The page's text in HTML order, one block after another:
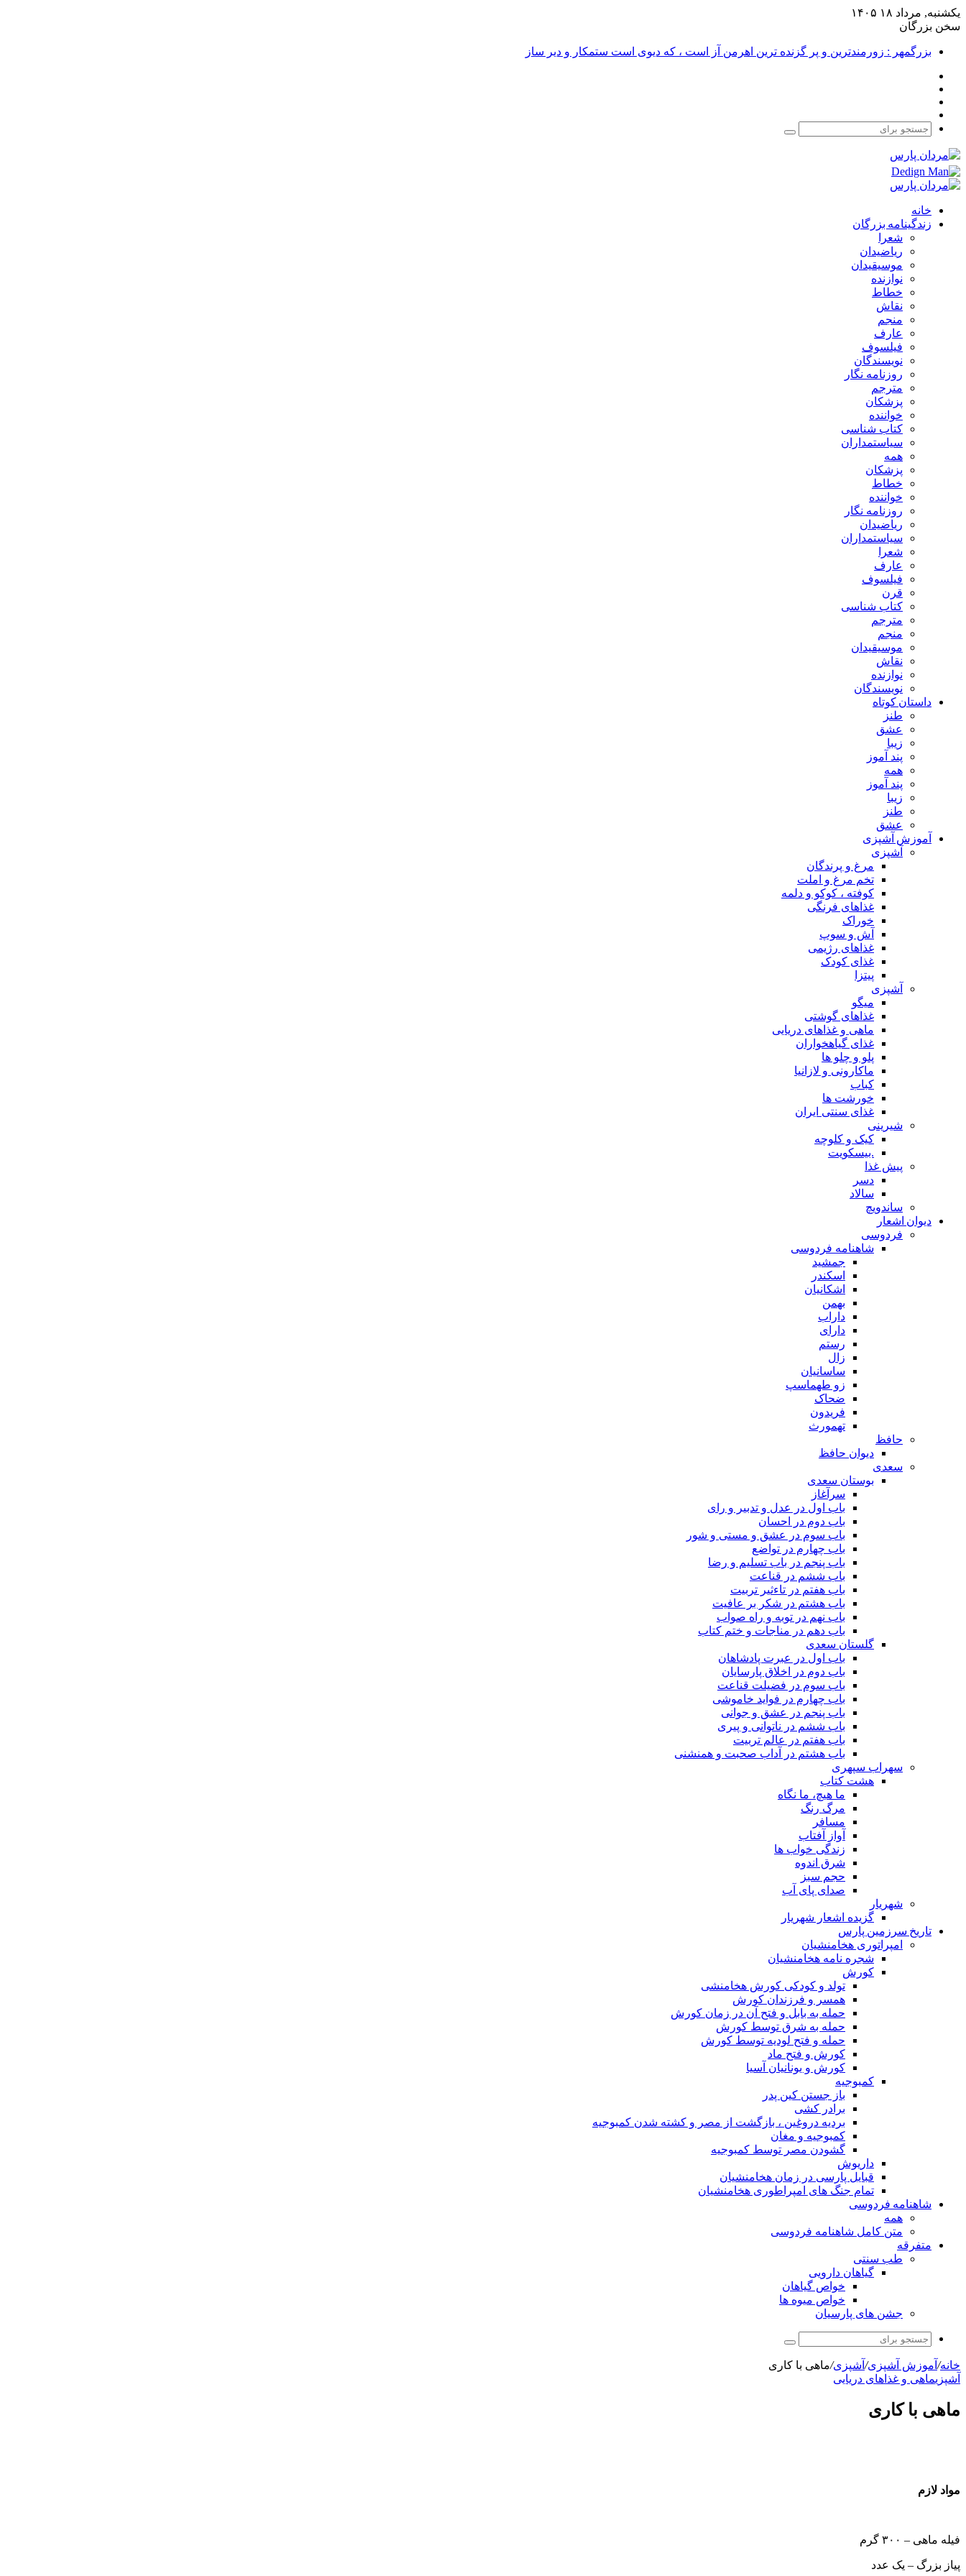
یکشنبه, مرداد ۱۸ ۱۴۰۵
سخن بزرگان
بزرگمهر : زورمندترین و پر گزنده ترین اهرمن آز است ، که دیوی است ستمکار و دیر ساز
جستجو
خانه
زندگینامه بزرگان
شعرا
ریاضیدان
موسیقیدان
نوازنده
خطاط
نقاش
منجم
عارف
فیلسوف
نویسندگان
روزنامه نگار
مترجم
پزشکان
خواننده
کتاب شناسی
سیاستمداران
همه
پزشکان
خطاط
خواننده
روزنامه نگار
ریاضیدان
سیاستمداران
شعرا
عارف
فیلسوف
قرن
کتاب شناسی
مترجم
منجم
موسیقیدان
نقاش
نوازنده
نویسندگان
داستان کوتاه
طنز
عشق
زیبا
پند آموز
همه
پند آموز
زیبا
طنز
عشق
آموزش آشپزی
آشپزی
مرغ و پرندگان
تخم مرغ و املت
کوفته ، کوکو و دلمه
غذاهای فرنگی
خوراک
آش و سوپ
غذاهای رژیمی
غذای کودک
پیتزا
آشپزی
میگو
غذاهای گوشتی
ماهی و غذاهای دریایی
غذای گیاهخواران
پلو و چلو ها
ماکارونی و لازانیا
کباب
خورشت ها
غذای سنتی ایران
شیرینی
کیک و کلوچه
.بیسکویت
پیش غذا
دسر
سالاد
ساندویچ
دیوان اشعار
فردوسی
شاهنامه فردوسی
جمشید
اسکندر
اشکانیان
بهمن
داراب
دارای
رستم
زال
ساسانیان
زو طهماسپ‏
ضحاک
فریدون
تهمورث
حافظ
دیوان حافظ
سعدی
بوستان سعدی
سرآغاز
باب اول در عدل و تدبیر و رای
باب دوم در احسان
باب سوم در عشق و مستی و شور
باب چهارم در تواضع
باب پنجم در باب تسلیم و رضا
باب ششم در قناعت
باب هفتم در تاءثیر تربیت
باب هشتم در شکر بر عافیت
باب نهم در توبه و راه صواب
باب دهم در مناجات و ختم کتاب
گلستان سعدی
باب اول در عبرت پادشاهان
باب دوم در اخلاق پارسایان
باب سوم در فضیلت قناعت
باب چهارم در فواید خاموشى
باب پنجم در عشق و جوانى
باب ششم در ناتوانى و پیرى
باب هفتم در عالم تربیت
باب هشتم در آداب صحبت و همنشنى
سهراب سپهری
هشت کتاب
ما هیچ، ما نگاه
مرگ رنگ
مسافر
آواز آفتاب
زندگی خواب ها
شرق اندوه
حجم سبز
صدای پای آب
شهریار
گزیده اشعار شهریار
تاریخ سرزمین پارس
امپراتوری هخامنشیان
شجره نامه هخامنشیان
کورش
تولد و کودکی کورش هخامنشی
همسر و فرزندان کورش
حمله به بابل و فتح آن در زمان کورش
حمله به شرق توسط کورش
حمله و فتح لودیه توسط کورش
کورش و فتح ماد
کورش و یونانیان آسیا
کمبوجیه
باز جستن کین پدر
برادر کشی
بردیه دروغین ، بازگشت از مصر و کشته شدن کمبوجیه
کمبوجیه و مغان
گشودن مصر توسط کمبوجیه
داریوش
قبایل پارسی در زمان هخامنشیان
تمام جنگ های امپراطوری هخامنشیان
شاهنامه فردوسی
همه
متن کامل شاهنامه فردوسی
متفرقه
طب سنتی
گیاهان دارویی
خواص گیاهان
خواص میوه ها
جشن های پارسیان
جستجو
برای
خانه/ آموزش آشپزی/ آشپزی/ماهی با کاری
آشپزیماهی و غذاهای دریایی
ماهی با کاری
مواد لازم
فیله ماهی – ۳۰۰ گرم
پیاز بزرگ – یک عدد